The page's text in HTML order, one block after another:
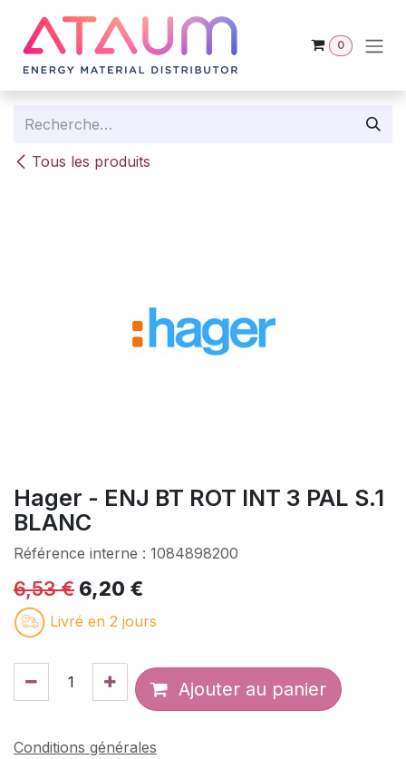
0
Tous les produits
Hager - ENJ BT ROT INT 3 PAL S.1
BLANC
Référence interne : 1084898200
6,53€ 6,20 €
Livré en 2 jours
Ajouter au panier
Conditions générales